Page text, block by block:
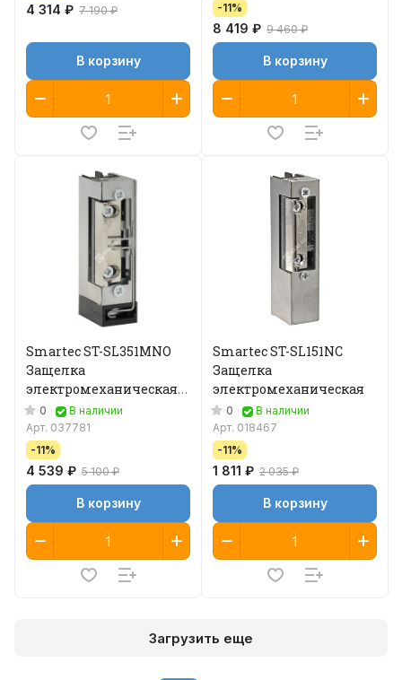
4 314 ₽ 7 190 ₽
В корзину
-11%
8 419 ₽ 9 460 ₽
В корзину
Smartec ST-SL351MNO
Защелка
электромеханическая
без планки
0
В наличии
Арт. 037781
-11%
4 539 ₽ 5 100 ₽
В корзину
Smartec ST-SL151NC
Защелка
электромеханическая
0
В наличии
Арт. 018467
-11%
1 811 ₽ 2 035 ₽
В корзину
Загрузить еще